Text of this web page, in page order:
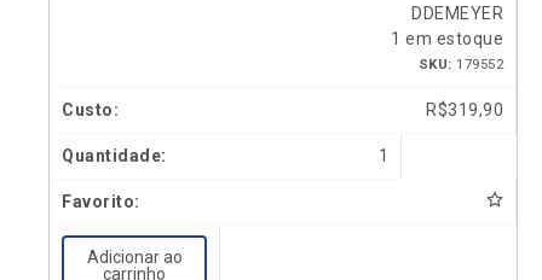
DDEMEYER
1 em estoque
SKU: 179552
R$319,90
1
Adicionar ao
carrinho